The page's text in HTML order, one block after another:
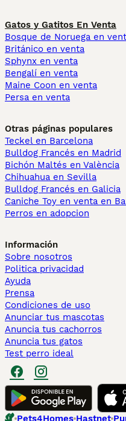
Gatos y Gatitos En Venta
Bosque de Noruega en
Británico en venta
Sphynx en venta
Bengalí en venta
Maine Coon en venta
Persa en venta
Otras páginas populares
Teckel en Barcelona
Bulldog Francés en Madrid
Bichón Maltés en València
Chihuahua en Sevilla
Bulldog Francés en Galicia
Caniche Toy en venta en
Perros en adopcion
Información
Sobre nosotros
Politica privacidad
Ayuda
Prensa
Condiciones de uso
Anunciar tus mascotas
Anuncia tus cachorros
Anuncia tus gatos
Test perro ideal